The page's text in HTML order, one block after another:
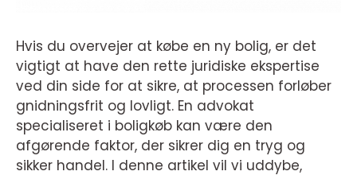
Hvis du overvejer at købe en ny bolig, er det
vigtigt at have den rette juridiske ekspertise
ved din side for at sikre, at processen forløber
gnidningsfrit og lovligt. En advokat
specialiseret i boligkøb kan være den
afgørende faktor, der sikrer dig en tryg og
sikker handel. I denne artikel vil vi uddybe,